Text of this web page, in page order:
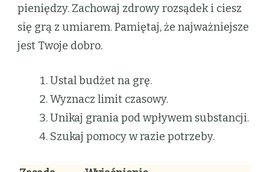
pieniędzy. Zachowaj zdrowy rozsądek i ciesz
się grą z umiarem. Pamiętaj, że najważniejsze
jest Twoje dobro.
Ustal budżet na grę.
Wyznacz limit czasowy.
Unikaj grania pod wpływem substancji.
Szukaj pomocy w razie potrzeby.